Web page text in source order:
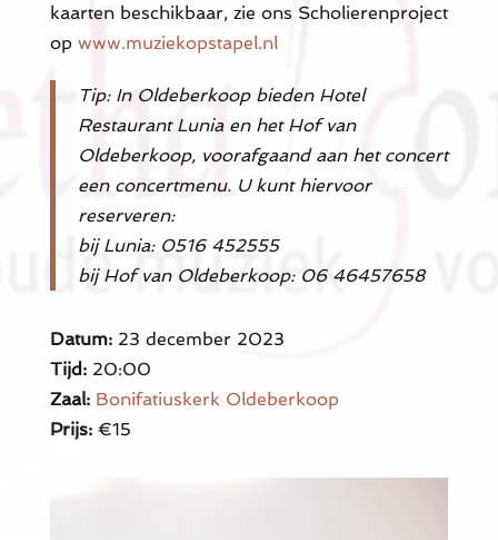
kaarten beschikbaar, zie ons Scholierenproject
op www.muziekopstapel.nl
Tip: In Oldeberkoop bieden Hotel
Restaurant Lunia en het Hof van
Oldeberkoop, voorafgaand aan het concert
een concertmenu. U kunt hiervoor
reserveren:
bij Lunia: 0516 452555
bij Hof van Oldeberkoop: 06 46457658
Datum: 23 december 2023
Tijd: 20:00
Zaal: Bonifatiuskerk Oldeberkoop
Prijs: €15